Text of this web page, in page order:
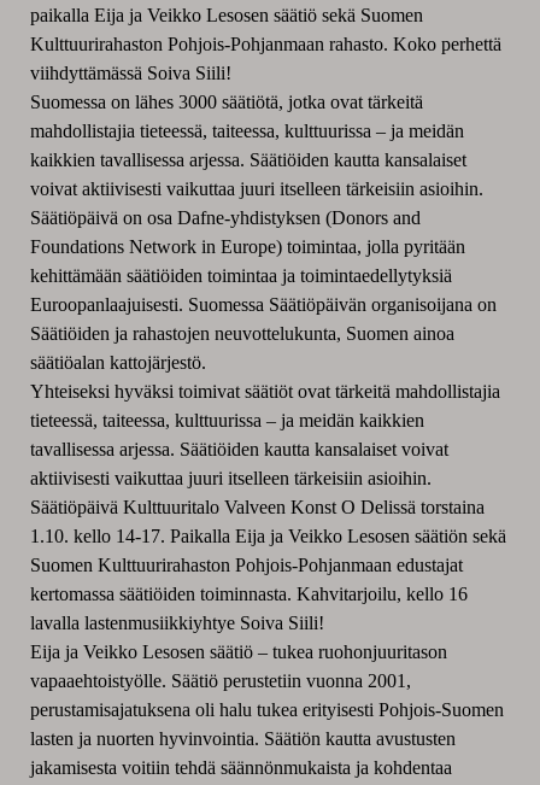
paikalla Eija ja Veikko Lesosen säätiö sekä Suomen
Kulttuurirahaston Pohjois-Pohjanmaan rahasto. Koko perhettä
viihdyttämässä Soiva Siili!
Suomessa on lähes 3000 säätiötä, jotka ovat tärkeitä
mahdollistajia tieteessä, taiteessa, kulttuurissa – ja meidän
kaikkien tavallisessa arjessa. Säätiöiden kautta kansalaiset
voivat aktiivisesti vaikuttaa juuri itselleen tärkeisiin asioihin.
Säätiöpäivä on osa Dafne-yhdistyksen (Donors and
Foundations Network in Europe) toimintaa, jolla pyritään
kehittämään säätiöiden toimintaa ja toimintaedellytyksiä
Euroopanlaajuisesti. Suomessa Säätiöpäivän organisoijana on
Säätiöiden ja rahastojen neuvottelukunta, Suomen ainoa
säätiöalan kattojärjestö.
Yhteiseksi hyväksi toimivat säätiöt ovat tärkeitä mahdollistajia
tieteessä, taiteessa, kulttuurissa – ja meidän kaikkien
tavallisessa arjessa. Säätiöiden kautta kansalaiset voivat
aktiivisesti vaikuttaa juuri itselleen tärkeisiin asioihin.
Säätiöpäivä Kulttuuritalo Valveen Konst O Delissä torstaina
1.10. kello 14-17. Paikalla Eija ja Veikko Lesosen säätiön sekä
Suomen Kulttuurirahaston Pohjois-Pohjanmaan edustajat
kertomassa säätiöiden toiminnasta. Kahvitarjoilu, kello 16
lavalla lastenmusiikkiyhtye Soiva Siili!
Eija ja Veikko Lesosen säätiö – tukea ruohonjuuritason
vapaaehtoistyölle. Säätiö perustetiin vuonna 2001,
perustamisajatuksena oli halu tukea erityisesti Pohjois-Suomen
lasten ja nuorten hyvinvointia. Säätiön kautta avustusten
jakamisesta voitiin tehdä säännönmukaista ja kohdentaa